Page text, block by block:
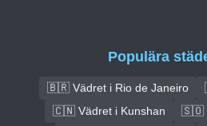
Populära
🇧🇷 Vädret i Rio de Janeiro
🇨🇳 Vädret i Kunshan
🇸🇴